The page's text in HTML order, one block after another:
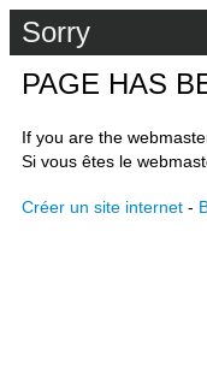
Sorry
PAGE HAS
If you are the
Si vous êtes le
Créer un site internet -